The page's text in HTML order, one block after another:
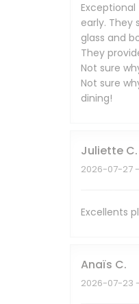
early. They
glass and
They
Not sure
Not sure
dining!
Juliette C
2026-07-27
Excellents
Anaïs C
2026-07-23